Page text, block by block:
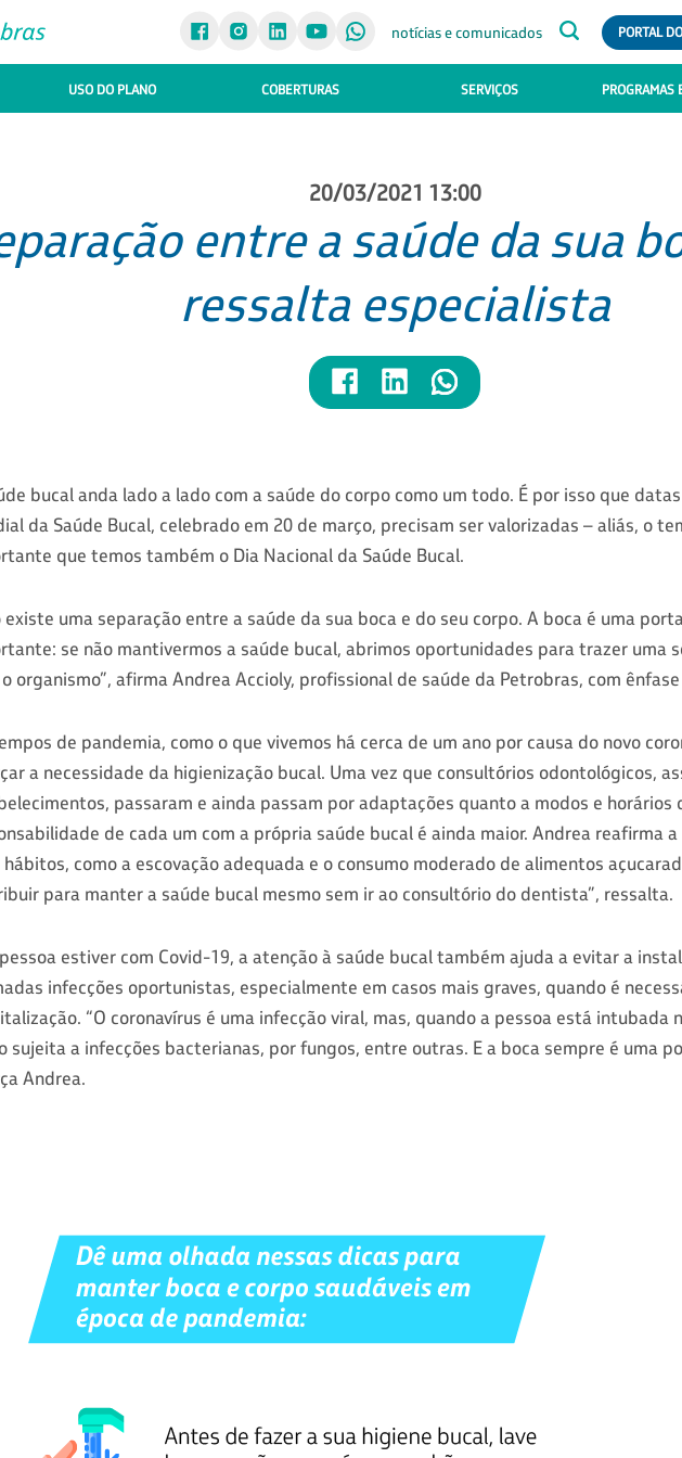
notícias e comunicados PORTAL
USO DO PLANO COBERTURAS SERVIÇOS PROGRAMAS
20/03/2021 13:00
entre a saúde da sua
ressalta especialista
bucal anda lado a lado com a saúde do corpo como um todo. É por isso que
da Saúde Bucal, celebrado em 20 de março, precisam ser valorizadas – aliás, o
que temos também o Dia Nacional da Saúde Bucal.
existe uma separação entre a saúde da sua boca e do seu corpo. A boca é uma
se não mantivermos a saúde bucal, abrimos oportunidades para trazer uma
organismo”, afirma Andrea Accioly, profissional de saúde da Petrobras, com
de pandemia, como o que vivemos há cerca de um ano por causa do novo
a necessidade da higienização bucal. Uma vez que consultórios odontológicos,
passaram e ainda passam por adaptações quanto a modos e horários
de cada um com a própria saúde bucal é ainda maior. Andrea reafirma
hábitos, como a escovação adequada e o consumo moderado de alimentos
para manter a saúde bucal mesmo sem ir ao consultório do dentista”, ressalta.
estiver com Covid-19, a atenção à saúde bucal também ajuda a evitar a
infecções oportunistas, especialmente em casos mais graves, quando é
“O coronavírus é uma infecção viral, mas, quando a pessoa está intubada
sujeita a infecções bacterianas, por fungos, entre outras. E a boca sempre é uma
Andrea.